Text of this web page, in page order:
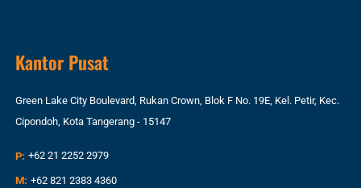
Kantor Pusat
Green Lake City Boulevard, Rukan Crown, Blok F No. 19E, Kel. Petir, Kec.
Cipondoh, Kota Tangerang - 15147
P: +62 21 2252 2979
M: +62 821 2383 4360